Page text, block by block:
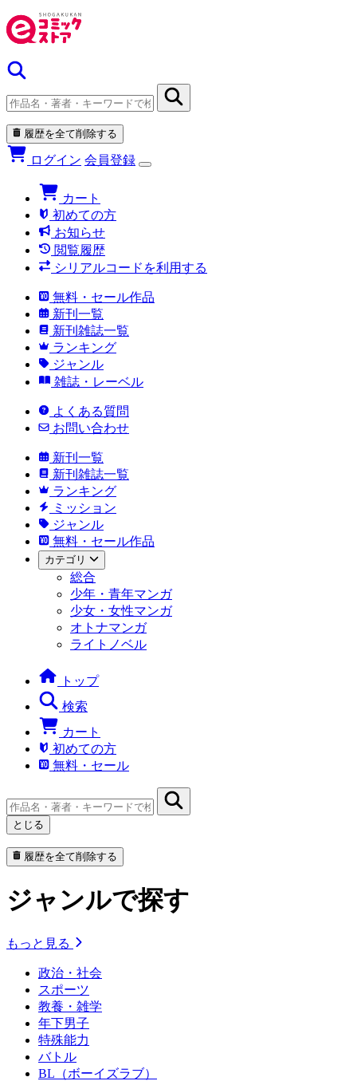
履歴を全て削除する
ログイン 会員登録
カート
初めての方
お知らせ
閲覧履歴
シリアルコードを利用する
無料・セール作品
新刊一覧
新刊雑誌一覧
ランキング
ジャンル
雑誌・レーベル
よくある質問
お問い合わせ
新刊一覧
新刊雑誌一覧
ランキング
ミッション
ジャンル
無料・セール作品
カテゴリ
総合
少年・青年マンガ
少女・女性マンガ
オトナマンガ
ライトノベル
トップ
検索
カート
初めての方
無料・セール
とじる
履歴を全て削除する
ジャンルで探す
もっと見る
政治・社会
スポーツ
教養・雑学
年下男子
特殊能力
バトル
BL（ボーイズラブ）